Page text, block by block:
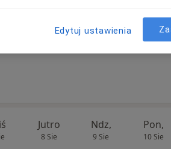
Jutro
8 Sie
Ndz,
9 Sie
Pon,
10 Sie
Edytuj ustawienia